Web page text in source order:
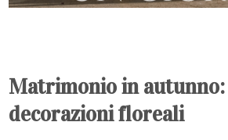
Matrimonio in autunno:
decorazioni floreali